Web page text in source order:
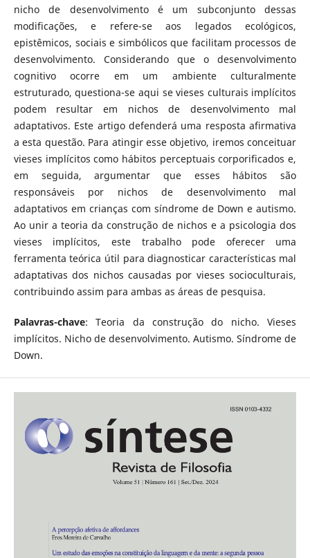
nicho de desenvolvimento é um subconjunto dessas
modificações, e refere-se aos legados ecológicos,
epistêmicos, sociais e simbólicos que facilitam processos de
desenvolvimento. Considerando que o desenvolvimento
cognitivo ocorre em um ambiente culturalmente
estruturado, questiona-se aqui se vieses culturais implícitos
podem resultar em nichos de desenvolvimento mal
adaptativos. Este artigo defenderá uma resposta afirmativa
a esta questão. Para atingir esse objetivo, iremos conceituar
vieses implícitos como hábitos perceptuais corporificados e,
em seguida, argumentar que esses hábitos são
responsáveis por nichos de desenvolvimento mal
adaptativos em crianças com síndrome de Down e autismo.
Ao unir a teoria da construção de nichos e a psicologia dos
vieses implícitos, este trabalho pode oferecer uma
ferramenta teórica útil para diagnosticar características mal
adaptativas dos nichos causadas por vieses socioculturais,
contribuindo assim para ambas as áreas de pesquisa.
Palavras-chave: Teoria da construção do nicho. Vieses
implícitos. Nicho de desenvolvimento. Autismo. Síndrome de
Down.